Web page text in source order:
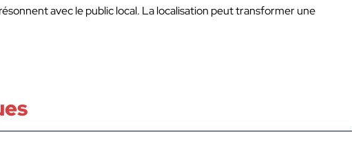
avec le public local. La localisation peut transformer une